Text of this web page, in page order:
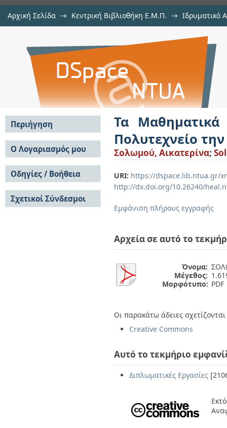
Αρχική Σελίδα → Κεντρική Βιβλιοθήκη Ε.Μ.Π. → Ιδρυματικό
Τα Μαθηματικά και η Φυσική
περίοδο 1917-1967.
Τα
Πολυτεχνείο
Σολωμού, Αικατερίνα;
URI: https://dspace.lib.ntua.gr/
http://dx.doi.org/10.26240/
Εμφάνιση πλήρους εγγραφής
Αρχεία σε αυτό το
Όνομα:
Μέγεθος:
Μορφότυπο: PDF
Οι παρακάτω άδειες
Creative Commons
Αυτό το τεκμήριο
Διπλωματικές Εργασίες
Περιήγηση
Σε όλο το DSpace
Κοινότητες & Συλλογές
Ανά Ημερομηνία
Έκδοσης
Συγγραφείς
Τίτλοι
Θέματα
Ο Λογαριασμός μου
Σύνδεση
Εγγραφή
Οδηγίες / Βοήθεια
Οδηγίες Υποβολής
Οδηγίες Χρήσης ΙΑ
Συχνές Ερωτήσεις
Σχετικοί Σύνδεσμοι